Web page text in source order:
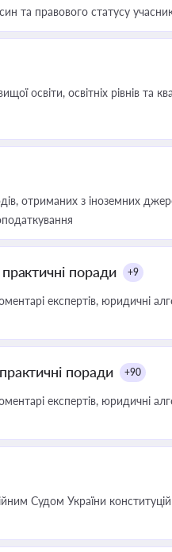
та правового статусу
освіти, освітніх рівнів та
отриманих з іноземних
поради +9
експертів, юридичні
поради +90
експертів, юридичні
Судом України